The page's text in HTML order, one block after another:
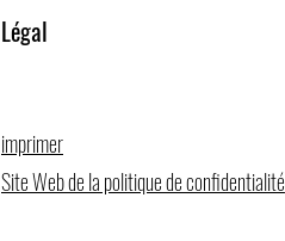
Légal
imprimer
Site Web de la politique de confidentialité